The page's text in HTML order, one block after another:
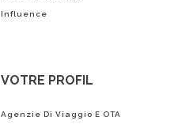
Influence
VOTRE PROFIL
Agenzie Di Viaggio E OTA